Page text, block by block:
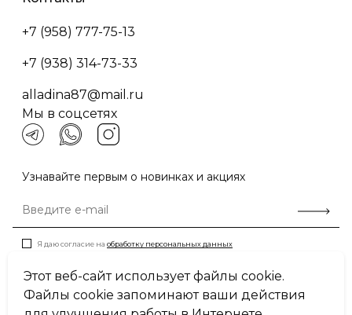
+7 (958) 777-75-13
+7 (938) 314-73-33
alladina87@mail.ru
Мы в соцсетях
Узнавайте первым о новинках и акциях
Я даю согласие на обработку персональных данных
Пользовательское соглашение
Этот веб-сайт использует файлы cookie.
Файлы cookie запоминают ваши действия